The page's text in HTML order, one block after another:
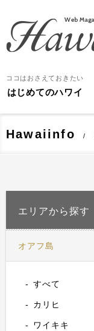
ココはおさえておきたい
はじめてのハワイ
Hawaiinfo
エリアから探す
オアフ島
すべて
カリヒ
ワイキキ